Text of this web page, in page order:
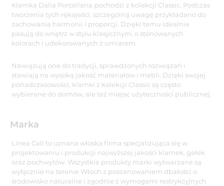
Klamka Dalia Porcellana pochodzi z kolekcji Classic. Podczas
tworzenia tych rękojeści, szczególną uwagę przykładano do
zachowania harmonii i proporcji. Dzięki temu idealnie
pasują do wnętrz w stylu klasycznym, o stonowanych
kolorach i udekorowanych z umiarem.
Nawiązują one do tradycji, sprawdzonych rozwiązań i
stawiają na wysoką jakość materiałów i mebli. Dzięki swojej
ponadczasowości, klamki z kolekcji Classic są często
wybierane do domów, ale też miejsc użyteczności publicznej.
Marka
Linea Cali to uznana włoska firma specjalizująca się w
projektowaniu i produkcji najwyższej jakości klamek, gałek
oraz pochwytów. Wszystkie produkty marki wytwarzane są
wyłącznie na terenie Włoch z poszanowaniem dbałości o
środowisko naturalne i zgodnie z wymogami restrykcyjnych